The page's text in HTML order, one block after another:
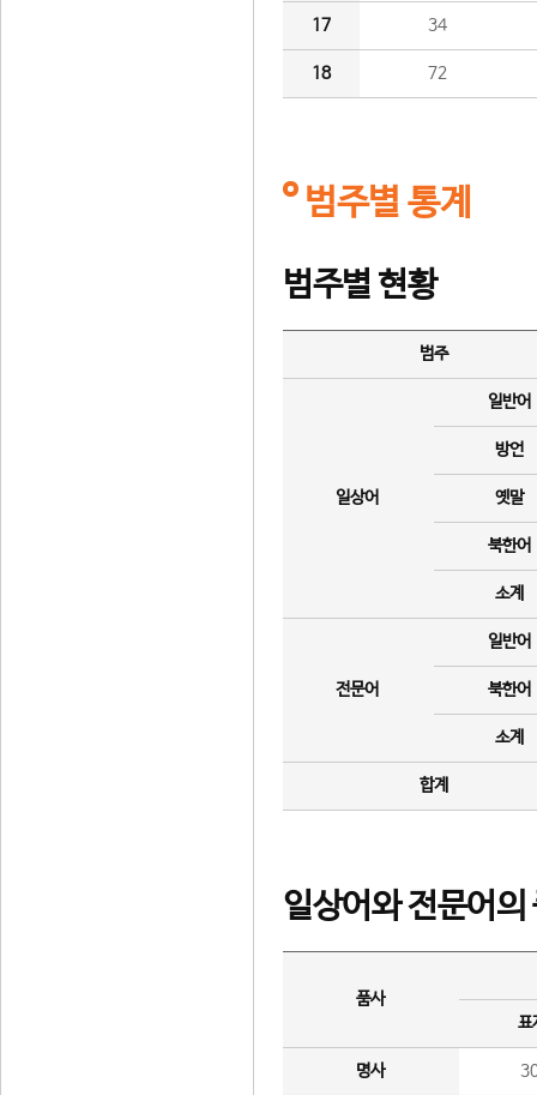
17 34
18 72
범주별 통계
범주별 현황
범주
일상어
일반어
방언
옛말
북한어
소계
전문어
일반어
북한어
소계
합계
일상어와 전문어의
품사
표
명사